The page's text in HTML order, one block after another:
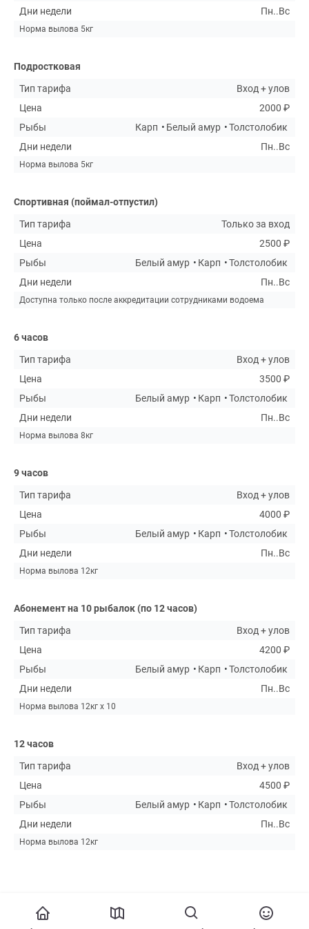
держась правой стороны, до платного пруда. Здесь
Вас ждут низкие цены, высокий уровень
умиротворения.
Дни недели
Пн..Вс
Норма вылова 5кг
Подростковая
Тип тарифа
Вход + улов
Цена
2000 ₽
Рыбы
Карп Белый амур
Толстолобик
Дни недели
Пн..Вс
Норма вылова 5кг
Спортивная (поймал-отпустил)
Тип тарифа
Только за вход
Цена
2500 ₽
Рыбы
Белый амур Карп
Толстолобик
Дни недели
Пн..Вс
Доступна только после аккредитации сотрудниками водоема
6 часов
Тип тарифа
Вход + улов
Цена
3500 ₽
Рыбы
Белый амур Карп
Толстолобик
Дни недели
Пн..Вс
Норма вылова 8кг
9 часов
Тип тарифа
Вход + улов
Цена
4000 ₽
Рыбы
Белый амур Карп
Толстолобик
Дни недели
Пн..Вс
Норма вылова 12кг
Абонемент на 10 рыбалок (по 12 часов)
Тип тарифа
Вход + улов
Цена
4200 ₽
Рыбы
Белый амур Карп
Толстолобик
Дни недели
Пн..Вс
Норма вылова 12кг х 10
12 часов
Тип тарифа
Вход + улов
Цена
4500 ₽
Рыбы
Белый амур Карп
Толстолобик
Дни недели
Пн..Вс
Норма вылова 12кг